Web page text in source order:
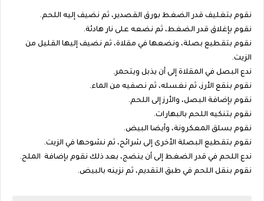
نقوم بتغليف قدر الضغط بورق القصدير، ثم نضيف إليه اللحم.
نقوم بإغلاق قدر الضغط، ثم نضعه على نار هادئة.
نقوم بتقطيع بصلة، ونضعها في مقلاة، ثم نضيف إليها القليل من
الزيت.
ندع البصل في المقلاة إلى أن يذبل ويتحمر.
نقوم بنقع الأرز، ثم نغسله، ثم نصفيه من الماء.
نقوم بإضافة البصل، والأرز إلى اللحم.
نقوم بتنكيه اللحم بالبهارات.
نقوم بسلق المعكرونة، وأيضا البيض.
نقوم بتقطيع البصلة الأخرى إلى شرائح، ثم نشوحها في الزيت.
ندع اللحم في قدر الضغط إلى أن ينضج، بعد ذلك نقوم بإضافة الملح.
نقوم بنقل اللحم في طبق التقديم، ثم نزينه بالبيض.